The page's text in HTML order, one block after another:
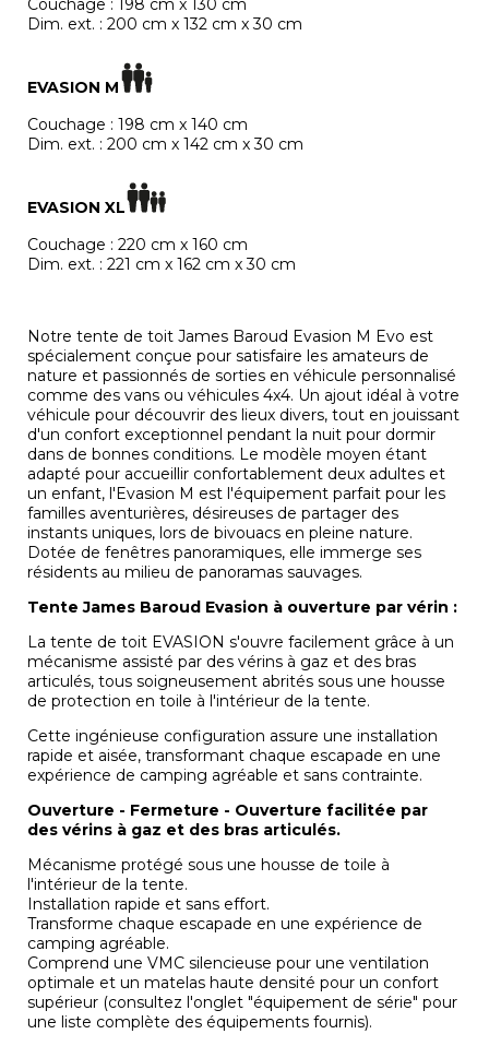
Couchage : 198 cm x 130 cm
Dim. ext. : 200 cm x 132 cm x 30 cm
EVASION M
Couchage : 198 cm x 140 cm
Dim. ext. : 200 cm x 142 cm x 30 cm
EVASION XL
Couchage : 220 cm x 160 cm
Dim. ext. : 221 cm x 162 cm x 30 cm
Notre tente de toit James Baroud Evasion M Evo est
spécialement conçue pour satisfaire les amateurs de
nature et passionnés de sorties en véhicule personnalisé
comme des vans ou véhicules 4x4. Un ajout idéal à votre
véhicule pour découvrir des lieux divers, tout en jouissant
d'un confort exceptionnel pendant la nuit pour dormir
dans de bonnes conditions. Le modèle moyen étant
adapté pour accueillir confortablement deux adultes et
un enfant, l'Evasion M est l'équipement parfait pour les
familles aventurières, désireuses de partager des
instants uniques, lors de bivouacs en pleine nature.
Dotée de fenêtres panoramiques, elle immerge ses
résidents au milieu de panoramas sauvages.
Tente James Baroud Evasion à ouverture par vérin :
La tente de toit EVASION s'ouvre facilement grâce à un
mécanisme assisté par des vérins à gaz et des bras
articulés, tous soigneusement abrités sous une housse
de protection en toile à l'intérieur de la tente.
Cette ingénieuse configuration assure une installation
rapide et aisée, transformant chaque escapade en une
expérience de camping agréable et sans contrainte.
Ouverture - Fermeture - Ouverture facilitée par
des vérins à gaz et des bras articulés.
Mécanisme protégé sous une housse de toile à
l'intérieur de la tente.
Installation rapide et sans effort.
Transforme chaque escapade en une expérience de
camping agréable.
Comprend une VMC silencieuse pour une ventilation
optimale et un matelas haute densité pour un confort
supérieur (consultez l'onglet "équipement de série" pour
une liste complète des équipements fournis).